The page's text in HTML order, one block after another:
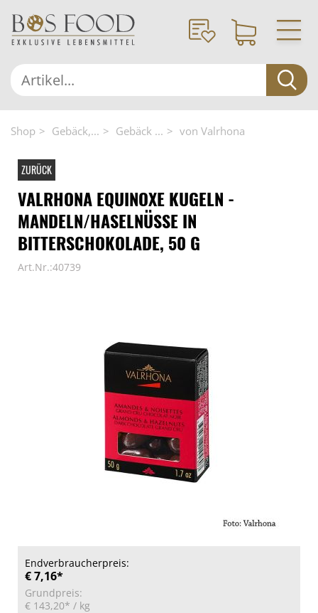
Shop Gebäck,... Gebäck ... von Valrhona
ZURÜCK
VALRHONA EQUINOXE KUGELN -
MANDELN/HASELNÜSSE IN
BITTERSCHOKOLADE, 50 G
Art.Nr.:40739
Endverbraucherpreis:
€ 7,16*
Grundpreis:
€ 143,20* / kg